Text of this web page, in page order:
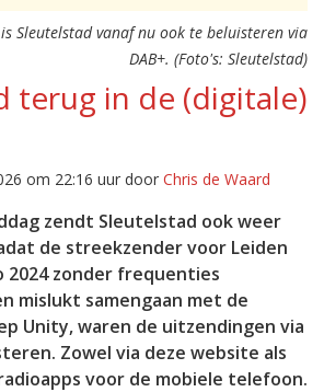
Sleutelstad vanaf nu ook te beluisteren via
DAB+. (Foto's: Sleutelstad)
terug in de (digitale)
om 22:16 uur door Chris de Waard
zendt Sleutelstad ook weer
de streekzender voor Leiden
2024 zonder frequenties
mislukt samengaan met de
Unity, waren de uitzendingen via
Zowel via deze website als
voor de mobiele telefoon.